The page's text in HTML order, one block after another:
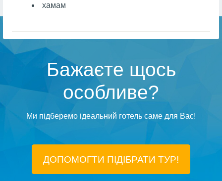
хамам
Бажаєте щось
особливе?
Ми підберемо ідеальний готель саме для Вас!
ДОПОМОГТИ ПІДIБРАТИ ТУР!